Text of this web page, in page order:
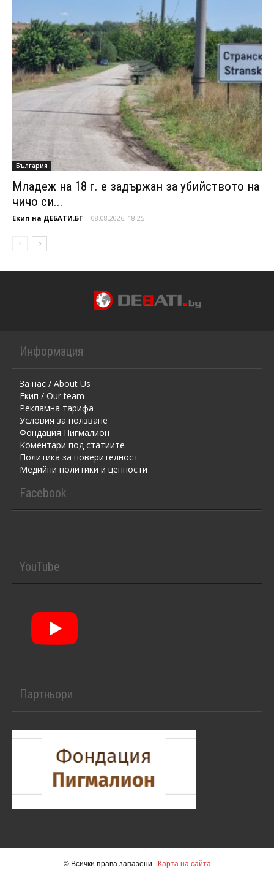
България
Младеж на 18 г. е задържан за убийството на
чичо си...
Екип на ДЕБАТИ.БГ - 08.08.2026, 18:25
Информация
За нас / About Us
Екип / Our team
Рекламна тарифа
Условия за ползване
Фондация Пигмалион
Kоментaри под статиите
Политика за поверителност
Медийни политики и ценности
Facebook
YouTube
Партньори
© Всички права запазени | Карта на сайта